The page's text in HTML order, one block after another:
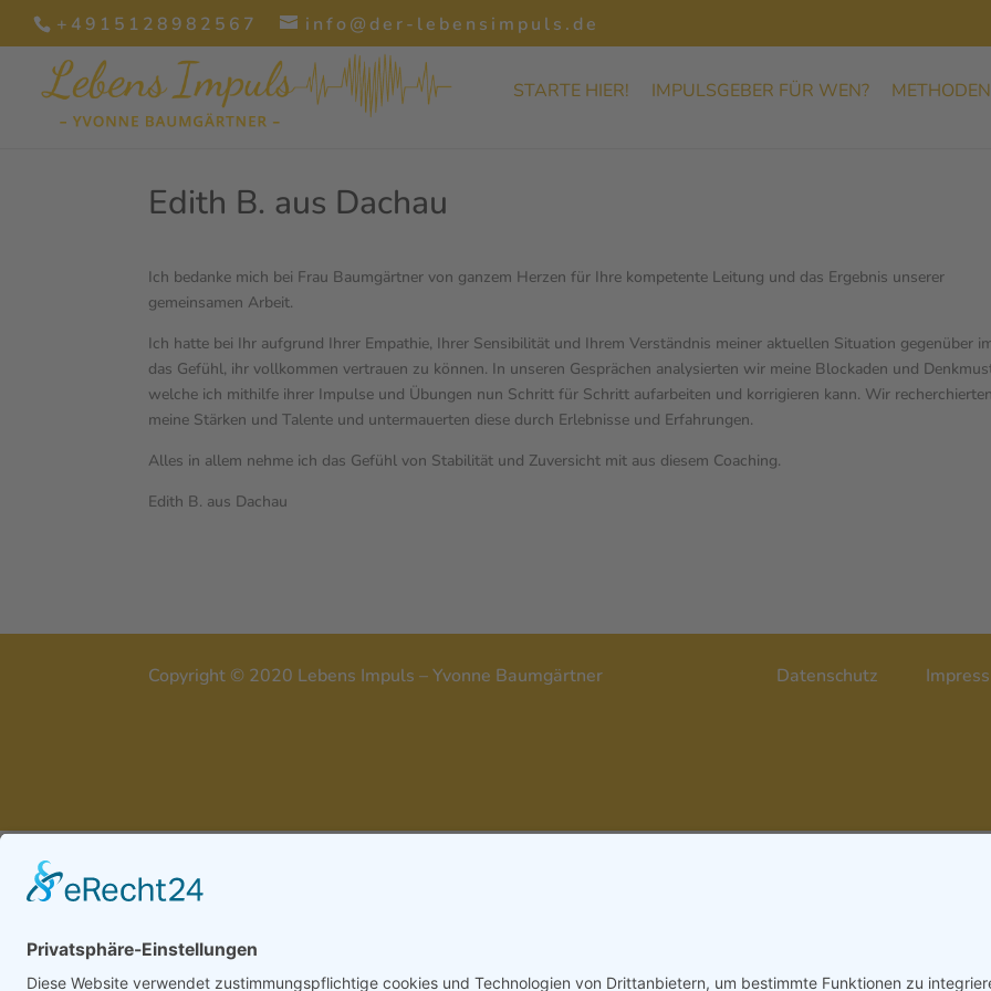
+4915128982567 info@der-lebensimpuls.de
STARTE HIER! IMPULSGEBER FÜR WEN?
Edith B. aus Dachau
Ich bedanke mich bei Frau Baumgärtner von ganzem Herzen für Ihre kompetente Leitung und das Ergebnis unserer
gemeinsamen Arbeit.
Ich hatte bei Ihr aufgrund Ihrer Empathie, Ihrer Sensibilität und Ihrem Verständnis meiner aktuellen Situation gegenüber
das Gefühl, ihr vollkommen vertrauen zu können. In unseren Gesprächen analysierten wir meine Blockaden und
welche ich mithilfe ihrer Impulse und Übungen nun Schritt für Schritt aufarbeiten und korrigieren kann. Wir
meine Stärken und Talente und untermauerten diese durch Erlebnisse und Erfahrungen.
Alles in allem nehme ich das Gefühl von Stabilität und Zuversicht mit aus diesem Coaching.
Edith B. aus Dachau
Copyright © 2020 Lebens Impuls – Yvonne Baumgärtner Datenschutz